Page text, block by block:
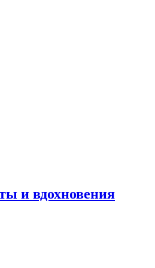
и вдохновения